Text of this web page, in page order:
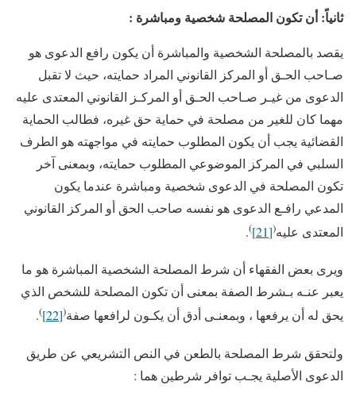
ثانياً: أن تكون المصلحة شخصية ومباشرة :
يقصد بالمصلحة الشخصية والمباشرة أن يكون رافع الدعوى هو
صـاحب الحـق أو المركز القانوني المراد حمايته، حيث لا تقبل
الدعوى من غيـر صـاحب الحـق أو المركـز القانوني المعتدى عليه
مهما كان للغير من مصلحة في حماية حق غيره، فطالب الحماية
القضائية يجب أن يكون المطلوب حمايته في مواجهته هو الطرف
السلبي في المركز الموضوعي المطلوب حمايته، وبمعنى آخر
تكون المصلحة في الدعوى شخصية ومباشرة عندما يكون
المدعي رافـع الدعوى هو نفسه صاحب الحق أو المركز القانوني
المعتدى عليه(
[21]
)
.
ويرى بعض الفقهاء أن شرط المصلحة الشخصية المباشرة هو ما
يعبر عنـه بـشرط الصفة بمعنى أن تكون المصلحة للشخص الذي
يحق له أن يرفعها ، وبمعنـى أدق أن يكـون لرافعها صفة(
[22]
)
.
ولتحقق شرط المصلحة بالطعن في النص التشريعي عن طريق
الدعوى الأصلية يجـب توافر شرطين هما :